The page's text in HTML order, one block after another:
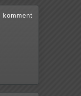
komment